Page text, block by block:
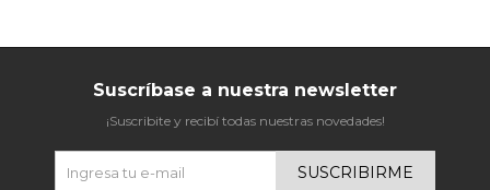
Suscríbase a nuestra newsletter
¡Suscribite y recibí todas nuestras novedades!
SUSCRIBIRME